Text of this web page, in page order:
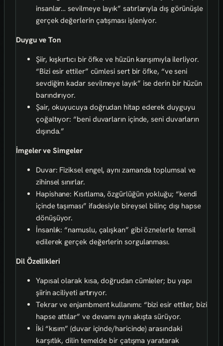
insanlar… sevilmeye layık” satırlarıyla dış görünüşle
gerçek değerlerin çatışması işleniyor.
Duygu ve Ton
Şiir, kışkırtıcı bir öfke ve hüzün karışımıyla ilerliyor.
“Bizi esir ettiler” cümlesi sert bir öfke, “ve seni
sevdiğim kadar sevilmeye layık” ise derin bir hüzün
barındırıyor.
Şair, okuyucuya doğrudan hitap ederek duyguyu
çoğaltıyor: “beni duvarların içinde, seni duvarların
dışında.”
İmgeler ve Simgeler
Duvar: Fiziksel engel, aynı zamanda toplumsal ve
zihinsel sınırlar.
Hapishane: Kısıtlama, özgürlüğün yokluğu; “kendi
içinde taşıması” ifadesiyle bireysel bilinç dışı hapse
dönüşüyor.
İnsanlık: “namuslu, çalışkan” gibi öznelerle temsil
edilerek gerçek değerlerin sorgulanması.
Dil Özellikleri
Yapısal olarak kısa, doğrudan cümleler; bu yapı
şiirin aciliyeti artırıyor.
Tekrar ve enjambment kullanımı: “bizi esir ettiler, bizi
hapse attılar” ve devamı aynı akışta sürüyor.
İki “kısım” (duvar içinde/haricinde) arasındaki
karşıtlık, dilin temelde bir çatışma yaratarak